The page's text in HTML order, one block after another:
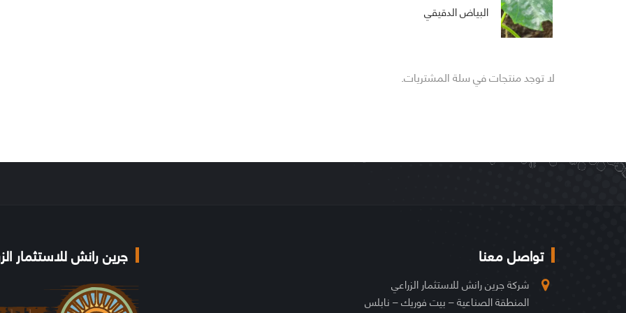
البياض الدقيقي
لا توجد منتجات في سلة المشتريات.
جرين رانش للاستثمار تواصل معنا
شركة جرين رانش للاستثمار الزراعي
المنطقة الصناعية – بيت فوريك – نابلس